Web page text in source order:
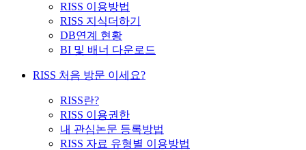
RISS 이용방법
RISS 지식더하기
DB연계 현황
BI 및 배너 다운로드
RISS 처음 방문 이세요?
RISS란?
RISS 이용권한
내 관심논문 등록방법
RISS 자료 유형별 이용방법